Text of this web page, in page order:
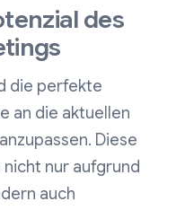
des
die perfekte
an die aktuellen
Diese
nur aufgrund
auch